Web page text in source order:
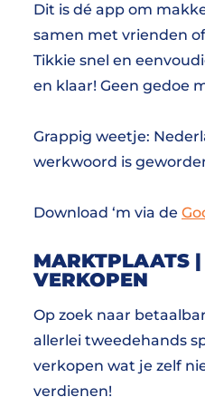
Dit is dé app om
samen met vrienden
Tikkie snel en
en klaar! Geen gedoe
Grappig weetje:
werkwoord is
Download ‘m via de
MARKTPLAATS
VERKOPEN
Op zoek naar
allerlei tweedehands
verkopen wat je zelf
verdienen!